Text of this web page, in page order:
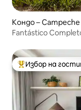
Кондо – Campeche
Fantástico
Най-популярен
Избор на